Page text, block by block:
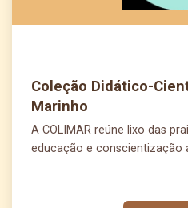
Coleção Didático-
Marinho
A COLIMAR reúne lixo das
educação e conscientização